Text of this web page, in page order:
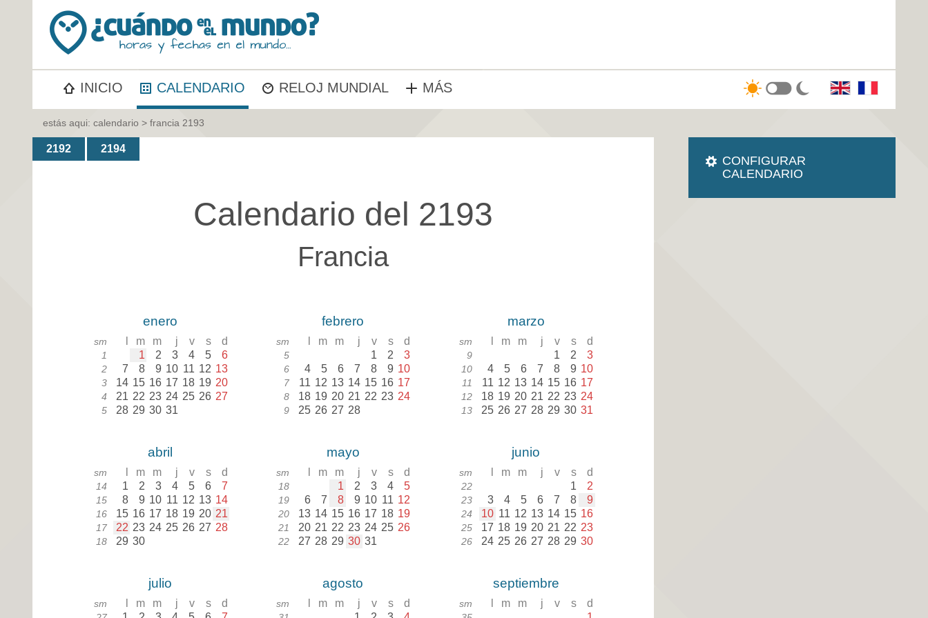
INICIO CALENDARIO RELOJ MUNDIAL MÁS
estás aqui: calendario > francia 2193
2192 2194
Calendario del 2193
Francia
enero
sm m m j v s d
1 1 2 3 4 5 6
2 7 8 9 10 11 12 13
3 14 15 16 17 18 19 20
4 21 22 23 24 25 26 27
5 28 29 30 31
febrero
sm m m j v s d
5 1 2 3
6 4 5 6 7 8 9 10
7 11 12 13 14 15 16 17
8 18 19 20 21 22 23 24
9 25 26 27 28
marzo
sm m m j v s d
9 1 2 3
10 4 5 6 7 8 9 10
11 11 12 13 14 15 16 17
12 18 19 20 21 22 23 24
13 25 26 27 28 29 30 31
abril
sm m m j v s d
14 1 2 3 4 5 6 7
15 8 9 10 11 12 13 14
16 15 16 17 18 19 20 21
17 22 23 24 25 26 27 28
18 29 30
mayo
sm m m j v s d
18 1 2 3 4 5
19 6 7 8 9 10 11 12
20 13 14 15 16 17 18 19
21 20 21 22 23 24 25 26
22 27 28 29 30 31
junio
sm m m j v s d
22 1 2
23 3 4 5 6 7 8 9
24 10 11 12 13 14 15 16
25 17 18 19 20 21 22 23
26 24 25 26 27 28 29 30
julio
sm m m j v s d
agosto
sm m m j v s d
septiembre
sm m m j v s d
CONFIGURAR
CALENDARIO